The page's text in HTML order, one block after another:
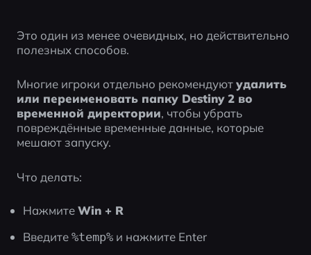
Это один из менее очевидных, но действительно
полезных способов.
Многие игроки отдельно рекомендуют удалить
или переименовать папку Destiny 2 во
временной директории, чтобы убрать
повреждённые временные данные, которые
мешают запуску.
Что делать:
Нажмите Win + R
Введите %temp% и нажмите Enter